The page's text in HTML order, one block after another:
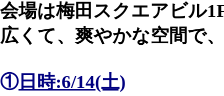
会場は梅田スクエアビル
広くて、爽やかな空間で
①日時:6/14(土)